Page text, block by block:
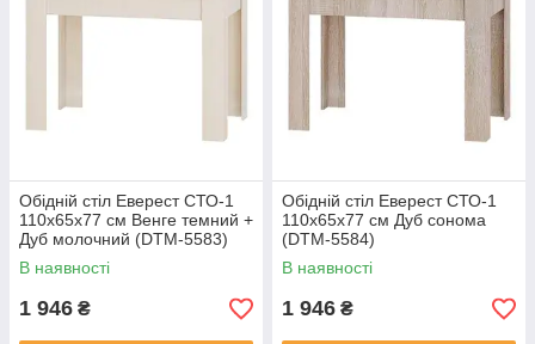
Обідній стіл Еверест СТО-1
110х65х77 см Венге темний +
Дуб молочний (DTM-5583)
В наявності
1 946 ₴
Обідній стіл Еверест СТО-1
110х65х77 см Дуб сонома
(DTM-5584)
В наявності
1 946 ₴